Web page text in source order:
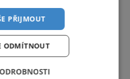
PŘIJMOUT
ODMÍTNOUT